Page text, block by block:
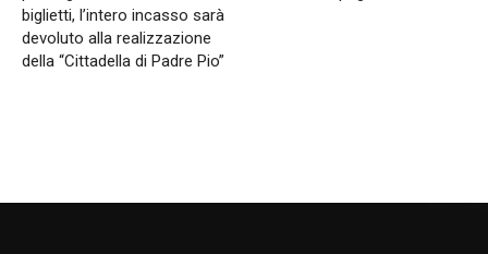
biglietti, l’intero incasso sarà
devoluto alla realizzazione
della “Cittadella di Padre Pio”